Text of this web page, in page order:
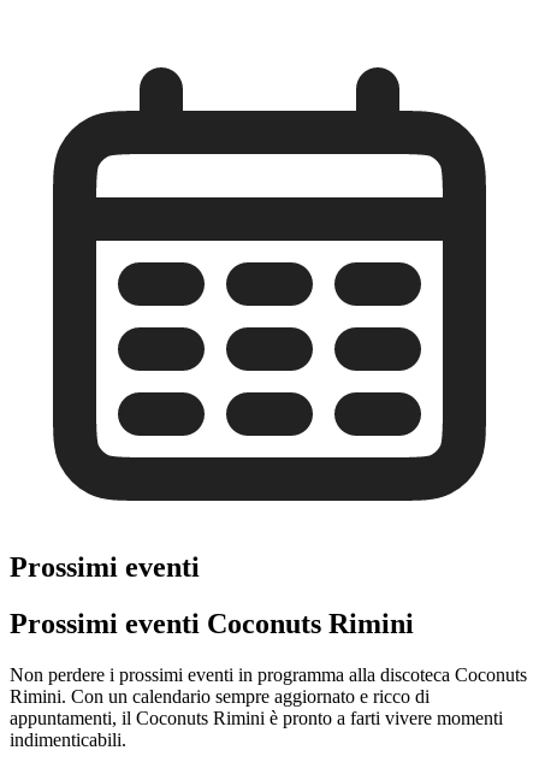
Prossimi eventi
Prossimi eventi Coconuts Rimini
Non perdere i prossimi eventi in programma alla discoteca Coconuts
Rimini. Con un calendario sempre aggiornato e ricco di
appuntamenti, il Coconuts Rimini è pronto a farti vivere momenti
indimenticabili.